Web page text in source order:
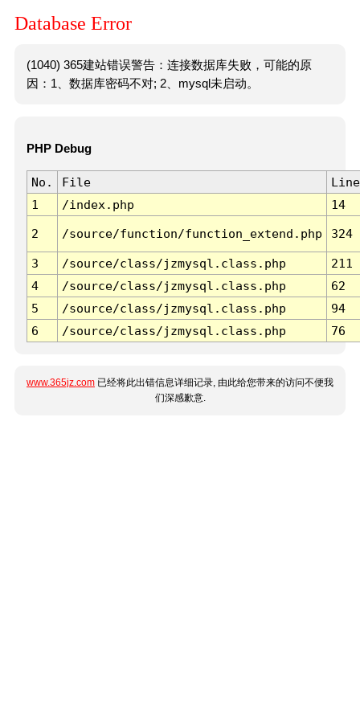
Database Error
(1040) 365建站错误警告：连接数据库失败，可能的原
因：1、数据库密码不对; 2、mysql未启动。
PHP Debug
No. File
Line
1
/index.php 14
2 /source/function/function_extend.php 324
3 /source/class/jzmysql.class.php
211
4
/source/class/jzmysql.class.php
62
5
/source/class/jzmysql.class.php
94
6
/source/class/jzmysql.class.php 76
www.365jz.com 已经将此出错信息详细记录, 由此给您带来的访问不便我
们深感歉意.